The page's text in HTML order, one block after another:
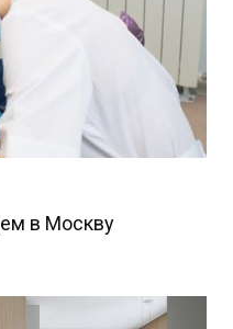
в Москву